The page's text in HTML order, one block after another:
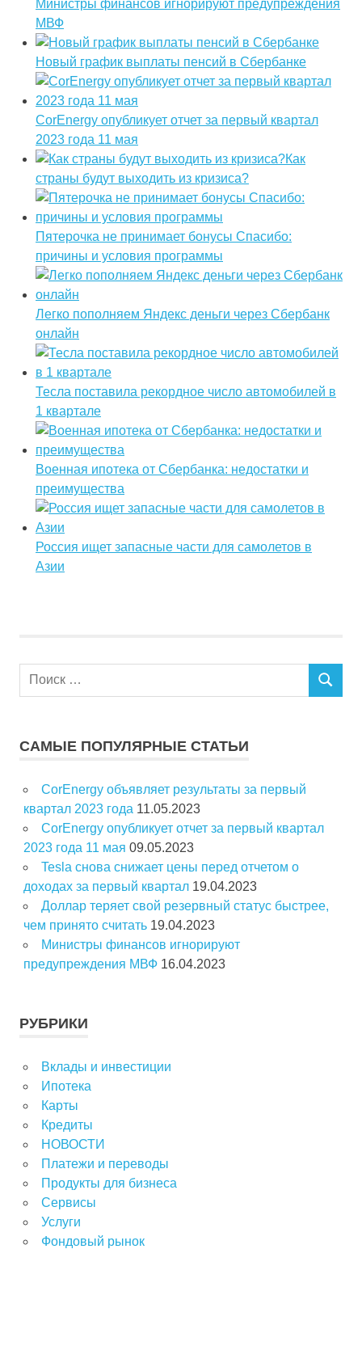
Министры финансов игнорируют предупреждения
МВФ
Новый график выплаты пенсий в Сбербанке
CorEnergy опубликует отчет за первый квартал
2023 года 11 мая
Как
страны будут выходить из кризиса?
Пятерочка не принимает бонусы Спасибо:
причины и условия программы
Легко пополняем Яндекс деньги через Сбербанк
онлайн
Тесла поставила рекордное число автомобилей в
1 квартале
Военная ипотека от Сбербанка: недостатки и
преимущества
Россия ищет запасные части для самолетов в
Азии
к
л
я
П
САМЫЕ ПОПУЛЯРНЫЕ СТАТЬИ
CorEnergy объявляет результаты за первый
квартал 2023 года 11.05.2023
CorEnergy опубликует отчет за первый квартал
2023 года 11 мая 09.05.2023
Tesla снова снижает цены перед отчетом о
доходах за первый квартал 19.04.2023
Доллар теряет свой резервный статус быстрее,
чем принято считать 19.04.2023
Министры финансов игнорируют
предупреждения МВФ 16.04.2023
РУБРИКИ
Вклады и инвестиции
Ипотека
Карты
Кредиты
НОВОСТИ
Платежи и переводы
Продукты для бизнеса
Сервисы
Услуги
Фондовый рынок